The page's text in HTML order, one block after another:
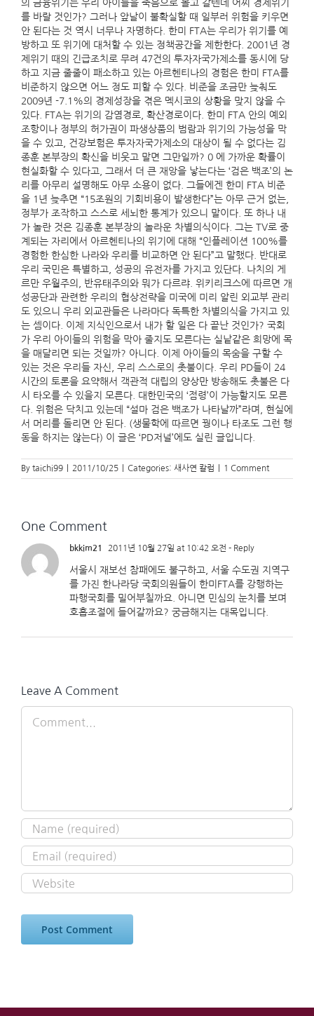
의 금융위기는 우리 아이들을 죽음으로 몰고 갈텐데 어찌 경제위기
를 바랄 것인가? 그러나 앞날이 불확실할 때 일부러 위험을 키우면
안 된다는 것 역시 너무나 자명하다. 한미 FTA는 우리가 위기를 예
방하고 또 위기에 대처할 수 있는 정책공간을 제한한다. 2001년 경
제위기 때의 긴급조치로 무려 47건의 투자자국가제소를 동시에 당
하고 지금 줄줄이 패소하고 있는 아르헨티나의 경험은 한미 FTA를
비준하지 않으면 어느 정도 피할 수 있다. 비준을 조금만 늦춰도
2009년 -7.1%의 경제성장을 겪은 멕시코의 상황을 맞지 않을 수
있다. FTA는 위기의 감염경로, 확산경로이다. 한미 FTA 안의 예외
조항이나 정부의 허가권이 파생상품의 범람과 위기의 가능성을 막
을 수 있고, 건강보험은 투자자국가제소의 대상이 될 수 없다는 김
종훈 본부장의 확신을 비웃고 말면 그만일까? 0 에 가까운 확률이
현실화할 수 있다고, 그래서 더 큰 재앙을 낳는다는 ‘검은 백조’의 논
리를 아무리 설명해도 아무 소용이 없다. 그들에겐 한미 FTA 비준
을 1년 늦추면 “15조원의 기회비용이 발생한다”는 아무 근거 없는,
정부가 조작하고 스스로 세뇌한 통계가 있으니 말이다. 또 하나 내
가 놀란 것은 김종훈 본부장의 놀라운 차별의식이다. 그는 TV로 중
계되는 자리에서 아르헨티나의 위기에 대해 “인플레이션 100%를
경험한 한심한 나라와 우리를 비교하면 안 된다”고 말했다. 반대로
우리 국민은 특별하고, 성공의 유전자를 가지고 있단다. 나치의 게
르만 우월주의, 반유태주의와 뭐가 다르랴. 위키리크스에 따르면 개
성공단과 관련한 우리의 협상전략을 미국에 미리 알린 외교부 관리
도 있으니 우리 외교관들은 나라마다 독특한 차별의식을 가지고 있
는 셈이다. 이제 지식인으로서 내가 할 일은 다 끝난 것인가? 국회
가 우리 아이들의 위험을 막아 줄지도 모른다는 실낱같은 희망에 목
을 매달리면 되는 것일까? 아니다. 이제 아이들의 목숨을 구할 수
있는 것은 우리들 자신, 우리 스스로의 촛불이다. 우리 PD들이 24
시간의 토론을 요약해서 객관적 대립의 양상만 방송해도 촛불은 다
시 타오를 수 있을지 모른다. 대한민국의 ‘점령’이 가능할지도 모른
다. 위험은 닥치고 있는데 “설마 검은 백조가 나타날까”라며, 현실에
서 머리를 돌리면 안 된다. (생물학에 따르면 꿩이나 타조도 그런 행
동을 하지는 않는다) 이 글은 ‘PD저널’에도 실린 글입니다.
By taichi99 2011/10/25 Categories: 새사연 칼럼 1 Comment
One Comment
bkkim21 2011년 10월 27일 at 10:42 오전 - Reply
서울시 재보선 참패에도 불구하고, 서울 수도권 지역구
를 가진 한나라당 국회의원들이 한미FTA를 강행하는
파행국회를 밀어부칠까요. 아니면 민심의 눈치를 보며
호흡조절에 들어갈까요? 궁금해지는 대목입니다.
Leave A Comment